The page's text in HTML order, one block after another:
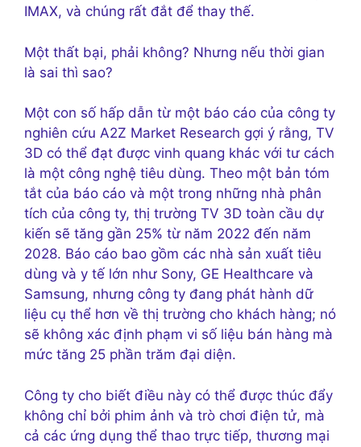
IMAX, và chúng rất đắt để thay thế.
Một thất bại, phải không? Nhưng nếu thời gian
là sai thì sao?
Một con số hấp dẫn từ một báo cáo của công ty
nghiên cứu A2Z Market Research gợi ý rằng, TV
3D có thể đạt được vinh quang khác với tư cách
là một công nghệ tiêu dùng. Theo một bản tóm
tắt của báo cáo và một trong những nhà phân
tích của công ty, thị trường TV 3D toàn cầu dự
kiến ​​sẽ tăng gần 25% từ năm 2022 đến năm
2028. Báo cáo bao gồm các nhà sản xuất tiêu
dùng và y tế lớn như Sony, GE Healthcare và
Samsung, nhưng công ty đang phát hành dữ
liệu cụ thể hơn về thị trường cho khách hàng; nó
sẽ không xác định phạm vi số liệu bán hàng mà
mức tăng 25 phần trăm đại diện.
Công ty cho biết điều này có thể được thúc đẩy
không chỉ bởi phim ảnh và trò chơi điện tử, mà
cả các ứng dụng thể thao trực tiếp, thương mại